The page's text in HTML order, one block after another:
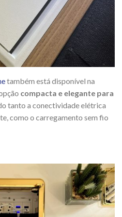
também está disponível na
compacta e elegante para
tanto a conectividade elétrica
como o carregamento sem fio